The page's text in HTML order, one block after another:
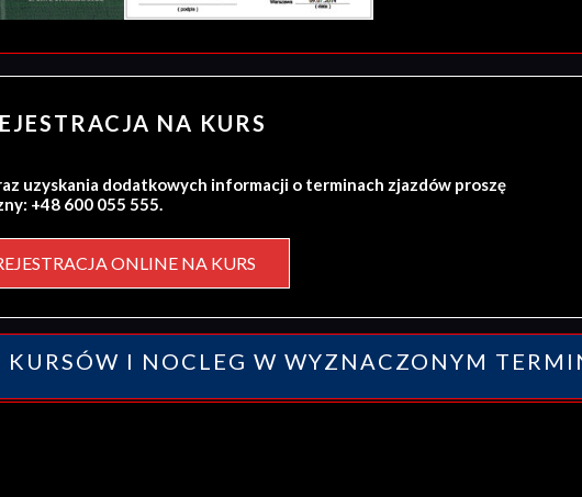
NA KURS
uzyskania dodatkowych informacji o terminach zjazdów proszę
+48 600 055 555.
ONLINE NA KURS
I NOCLEG W WYZNACZONYM